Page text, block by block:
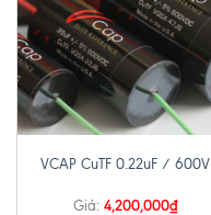
VCAP CuTF 0.22uF / 600V
Giá: 4,200,000₫